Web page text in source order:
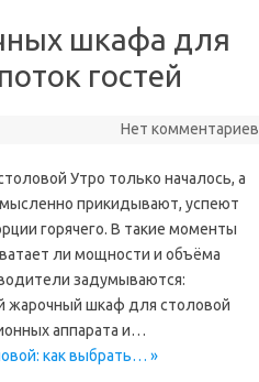
шкафа для
гостей
Нет комментариев
Утро только началось, а
прикидывают, успеют
горячего. В такие моменты
ли мощности и объёма
задумываются:
жарочный шкаф для столовой
аппарата и…
как выбрать… »